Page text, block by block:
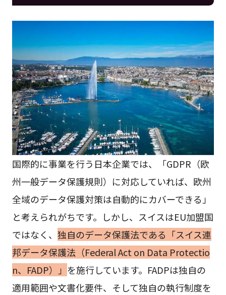
国際的に事業を行う日本企業では、「GDPR（欧
州一般データ保護規則）に対応していれば、欧州
全域のデータ保護対策は自動的にカバーできる」
と考えられがちです。しかし、スイスはEU加盟国
ではなく、 独自のデータ保護法である「スイス連
邦データ保護法（Federal Act on Data Protectio
n、FADP）」 を施行しています。FADPは独自の
適用範囲や文書化要件、そして独自の執行制度を